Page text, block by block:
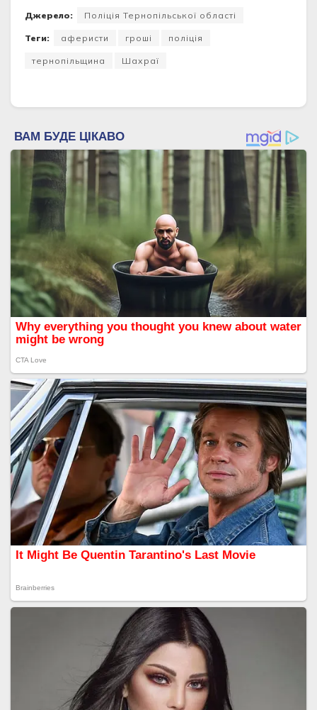
Джерело: Поліція Тернопільської області
Теги: аферисти гроші поліція
тернопільщина Шахраї